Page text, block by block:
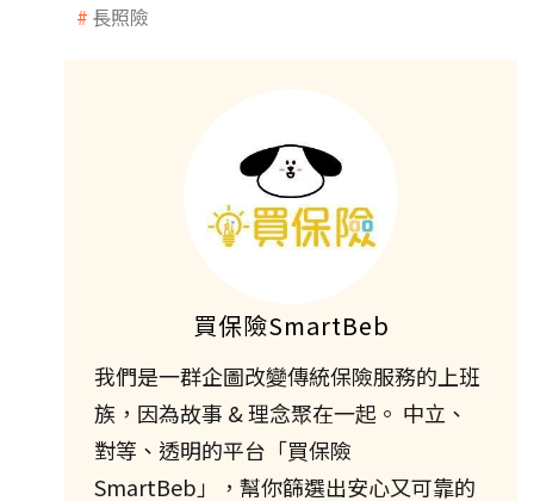
長照險
買保險SmartBeb
我們是一群企圖改變傳統保險服務的上班
族，因為故事 & 理念聚在一起。 中立、
對等、透明的平台「買保險
SmartBeb」，幫你篩選出安心又可靠的